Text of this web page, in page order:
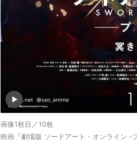
画像1枚目／10枚
映画『劇場版 ソードアート・オンライン -